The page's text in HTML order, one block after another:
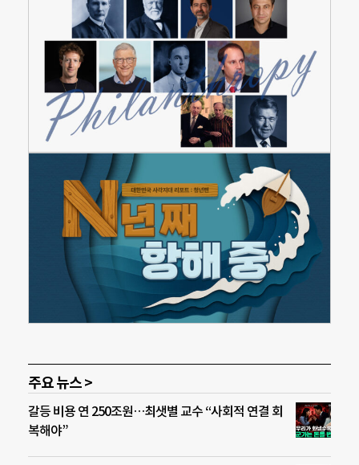
주요 뉴스 >
갈등 비용 연 250조원…최샛별 교수 “사회적 연결 회
복해야”